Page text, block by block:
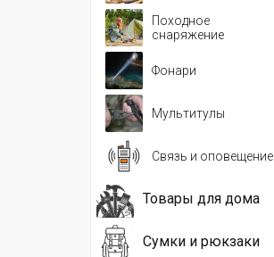
Походное
снаряжение
Фонари
Мультитулы
Связь и оповещение
Товары для дома
Сумки и рюкзаки